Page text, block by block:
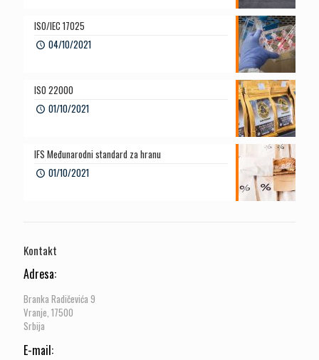
ISO/IEC 17025
04/10/2021
ISO 22000
01/10/2021
IFS Međunarodni standard za hranu
01/10/2021
Kontakt
Adresa:
Branka Radičevića 9
Vranje, 17500
Srbija
E-mail: